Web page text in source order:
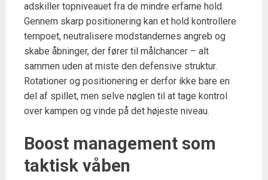
adskiller topniveauet fra de mindre erfarne hold.
Gennem skarp positionering kan et hold kontrollere
tempoet, neutralisere modstandernes angreb og
skabe åbninger, der fører til målchancer – alt
sammen uden at miste den defensive struktur.
Rotationer og positionering er derfor ikke bare en
del af spillet, men selve nøglen til at tage kontrol
over kampen og vinde på det højeste niveau.
Boost management som
taktisk våben